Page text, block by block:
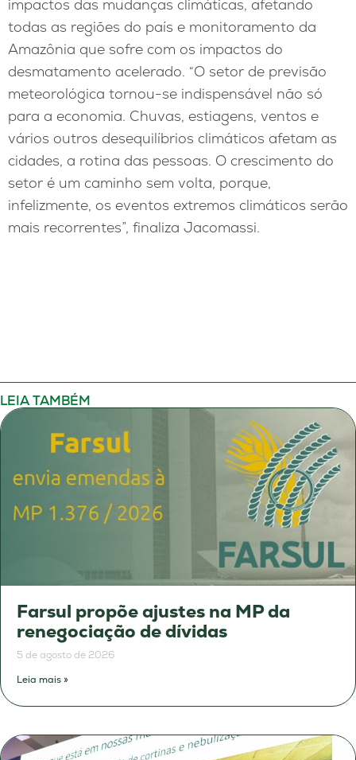
impactos das mudanças climáticas, afetando
todas as regiões do país e monitoramento da
Amazônia que sofre com os impactos do
desmatamento acelerado. “O setor de previsão
meteorológica tornou-se indispensável não só
para a economia. Chuvas, estiagens, ventos e
vários outros desequilíbrios climáticos afetam as
cidades, a rotina das pessoas. O crescimento do
setor é um caminho sem volta, porque,
infelizmente, os eventos extremos climáticos serão
mais recorrentes”, finaliza Jacomassi.
LEIA TAMBÉM
Farsul propõe ajustes na MP da
renegociação de dívidas
5 de agosto de 2026
Leia mais »